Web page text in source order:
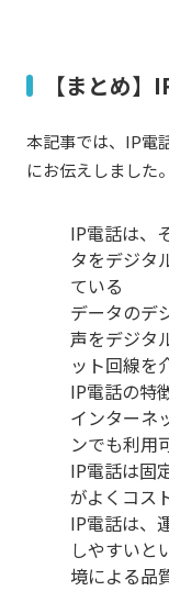
【まとめ
本記事では、IP電
にお伝えしました。
IP電話は、
タをデジタ
ている
データのデ
声をデジタ
ット回線を
IP電話の特
インターネ
ンでも利用
IP電話は固
がよくコス
IP電話は、
しやすいと
境による品